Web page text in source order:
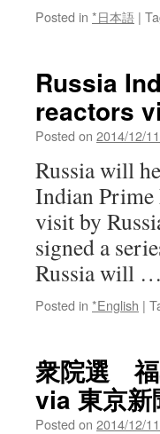
Posted in *日本語 |
Russia
reactors
Posted on 2014/12/11
Russia will
Indian
visit by
signed a
Russia will …
Posted in *English |
衆院選 福
via 東京新
Posted on 2014/12/11